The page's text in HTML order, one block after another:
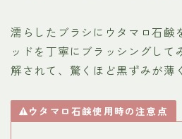
濡らしたブラシにウタマロ石鹸
ッドを丁寧にブラッシングして
解されて、驚くほど黒ずみが薄
ウタマロ石鹸使用時の注意点